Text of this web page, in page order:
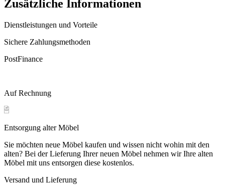
Zusätzliche Informationen
Dienstleistungen und Vorteile
Sichere Zahlungsmethoden
PostFinance
Auf Rechnung
Entsorgung alter Möbel
Sie möchten neue Möbel kaufen und wissen nicht wohin mit den
alten? Bei der Lieferung Ihrer neuen Möbel nehmen wir Ihre alten
Möbel mit uns entsorgen diese kostenlos.
Versand und Lieferung